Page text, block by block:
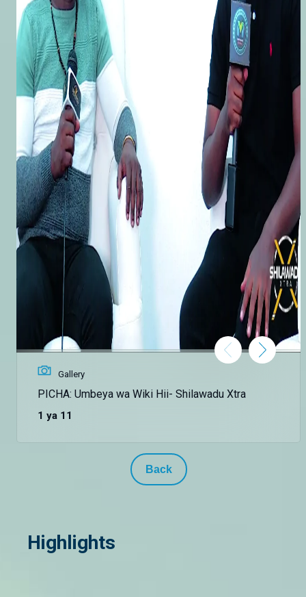
Gallery
PICHA: Umbeya wa Wiki Hii- Shilawadu Xtra
1 ya 11
Back
Highlights